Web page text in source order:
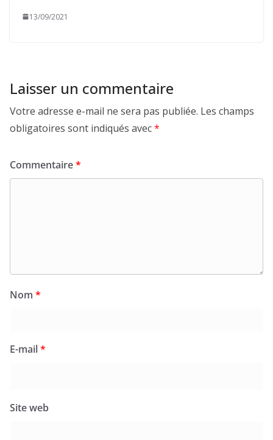
13/09/2021
Laisser un commentaire
Votre adresse e-mail ne sera pas publiée. Les champs
obligatoires sont indiqués avec*
Commentaire*
Nom *
E-mail*
Site web